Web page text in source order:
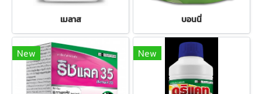
เมลาส บอนนี่
New New